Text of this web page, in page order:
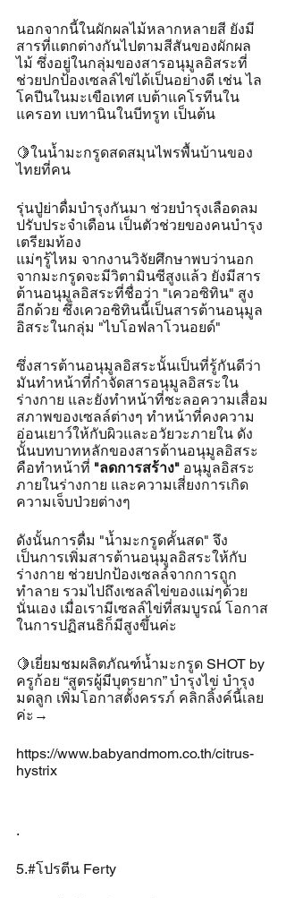
นอกจากนี้ในผักผลไม้หลากหลายสี ยังมี
สารที่แตกต่างกันไปตามสีสันของผักผล
ไม้ ซึ่งอยู่ในกลุ่มของสารอนุมูลอิสระที่
ช่วยปกป้องเซลล์ไข่ได้เป็นอย่างดี เช่น ไล
โคปีนในมะเขือเทศ เบต้าแคโรทีนใน
แครอท เบทานินในบีทรูท เป็นต้น
🍋ในน้ำมะกรูดสดสมุนไพรพื้นบ้านของ
ไทยที่คน
รุ่นปู่ย่าดื่มบำรุงกันมา ช่วยบำรุงเลือดลม
ปรับประจำเดือน เป็นตัวช่วยของคนบำรุง
เตรียมท้อง
แม่ๆรู้ไหม จากงานวิจัยศึกษาพบว่านอก
จากมะกรูดจะมีวิตามินซีสูงแล้ว ยังมีสาร
ต้านอนุมูลอิสระที่ชื่อว่า "เควอซิทิน" สูง
อีกด้วย ซึ่งเควอซิทินนี้เป็นสารต้านอนุมูล
อิสระในกลุ่ม "ไบโอฟลาโวนอยด์"
ซึ่งสารต้านอนุมูลอิสระนั้นเป็นที่รู้กันดีว่า
มันทำหน้าที่กำจัดสารอนุมูลอิสระใน
ร่างกาย และยังทำหน้าที่ชะลอความเสื่อม
สภาพของเซลล์ต่างๆ ทำหน้าที่คงความ
อ่อนเยาว์ให้กับผิวและอวัยวะภายใน ดัง
นั้นบทบาทหลักของสารต้านอนุมูลอิสระ
คือทำหน้าที่ "ลดการสร้าง" อนุมูลอิสระ
ภายในร่างกาย และความเสี่ยงการเกิด
ความเจ็บป่วยต่างๆ
ดังนั้นการดื่ม "น้ำมะกรูดคั้นสด" จึง
เป็นการเพิ่มสารต้านอนุมูลอิสระให้กับ
ร่างกาย ช่วยปกป้องเซลล์จากการถูก
ทำลาย รวมไปถึงเซลล์ไข่ของแม่ๆด้วย
นั่นเอง เมื่อเรามีเซลล์ไข่ที่สมบูรณ์ โอกาส
ในการปฏิสนธิก็มีสูงขึ้นค่ะ
🍋เยี่ยมชมผลิตภัณฑ์น้ำมะกรูด SHOT by
ครูก้อย “สูตรผู้มีบุตรยาก” บำรุงไข่ บำรุง
มดลูก เพิ่มโอกาสตั้งครรภ์ คลิกลิ้งค์นี้เลย
ค่ะ→
https://www.babyandmom.co.th/citrus-
hystrix
.
5.#โปรตีน Ferty